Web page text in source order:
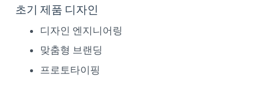
초기 제품 디자인
디자인 엔지니어링
맞춤형 브랜딩
프로토타이핑